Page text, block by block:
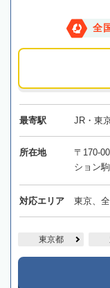
全
最寄駅 JR・東
所在地
〒170-
ション
対応エリア 東京、
東京都